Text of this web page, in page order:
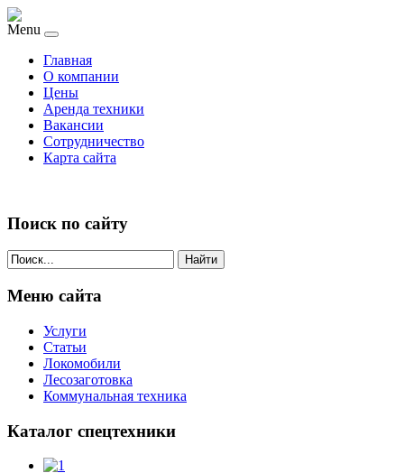
Menu
Главная
О компании
Цены
Аренда техники
Вакансии
Сотрудничество
Карта сайта
Поиск по сайту
Найти
Меню сайта
Услуги
Статьи
Локомобили
Лесозаготовка
Коммунальная техника
Каталог спецтехники